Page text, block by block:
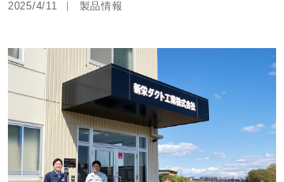
2025/4/11 製品情報